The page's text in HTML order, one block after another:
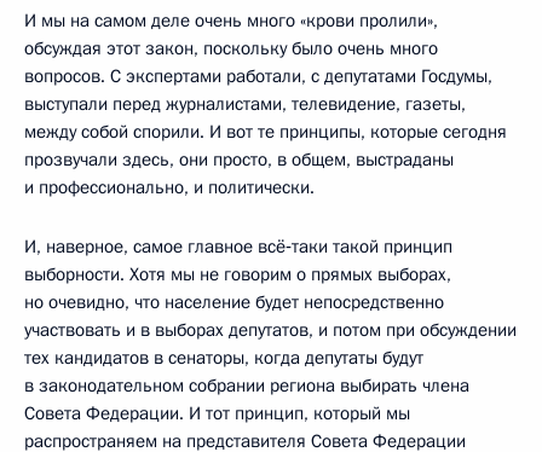
И мы на самом деле очень много «крови пролили»,
обсуждая этот закон, поскольку было очень много
вопросов. С экспертами работали, с депутатами Госдумы,
выступали перед журналистами, телевидение, газеты,
между собой спорили. И вот те принципы, которые сегодня
прозвучали здесь, они просто, в общем, выстраданы
и профессионально, и политически.
И, наверное, самое главное всё‑таки такой принцип
выборности. Хотя мы не говорим о прямых выборах,
но очевидно, что население будет непосредственно
участвовать и в выборах депутатов, и потом при обсуждении
тех кандидатов в сенаторы, когда депутаты будут
в законодательном собрании региона выбирать члена
Совета Федерации. И тот принцип, который мы
распространяем на представителя Совета Федерации